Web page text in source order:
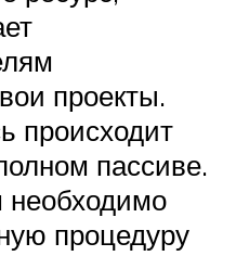
проекты.
происходит
пассиве.
необходимо
процедуру